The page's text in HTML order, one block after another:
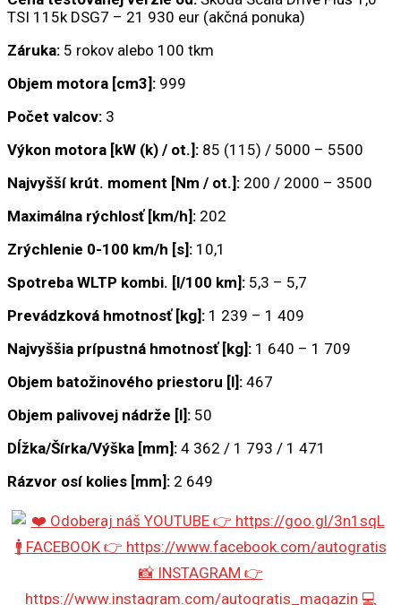
TSI 115k DSG7 – 21 930 eur (akčná ponuka)
Záruka: 5 rokov alebo 100 tkm
Objem motora [cm3]: 999
Počet valcov: 3
Výkon motora [kW (k) / ot.]: 85 (115) / 5000 – 5500
Najvyšší krút. moment [Nm / ot.]: 200 / 2000 – 3500
Maximálna rýchlosť [km/h]: 202
Zrýchlenie 0-100 km/h [s]: 10,1
Spotreba WLTP kombi. [l/100 km]: 5,3 – 5,7
Prevádzková hmotnosť [kg]: 1 239 – 1 409
Najvyššia prípustná hmotnosť [kg]: 1 640 – 1 709
Objem batožinového priestoru [l]: 467
Objem palivovej nádrže [l]: 50
Dĺžka/Šírka/Výška [mm]: 4 362 / 1 793 / 1 471
Rázvor osí kolies [mm]: 2 649